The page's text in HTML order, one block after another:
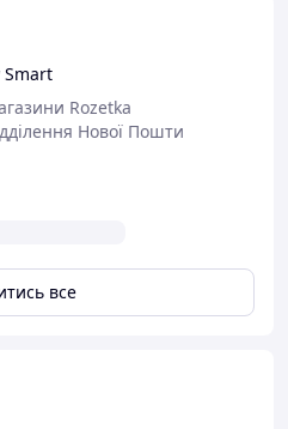
Smart
Rozetka
Нової Пошти
все